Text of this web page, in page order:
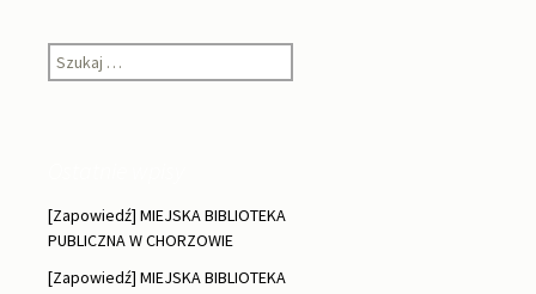
wpisach
Szukaj:
[Zapowiedź] MIEJSKA BIBLIOTEKA
PUBLICZNA W CHORZOWIE
[Zapowiedź] MIEJSKA BIBLIOTEKA